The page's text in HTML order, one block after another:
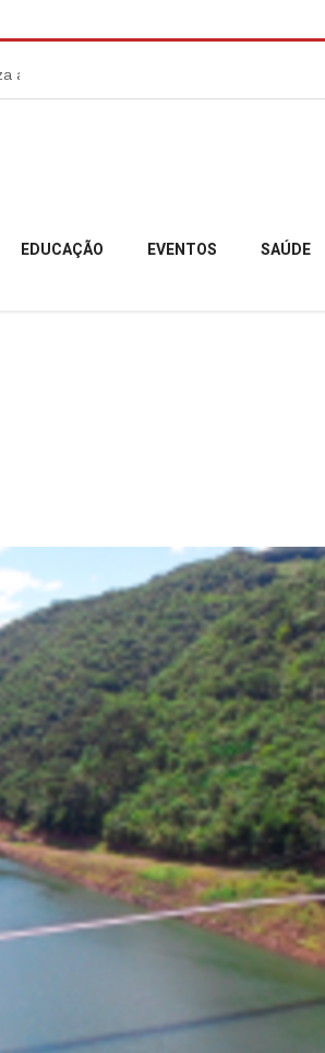
Campanha Agosto Lilás em Campo Belo do Sul
EDUCAÇÃO EVENTOS SAÚDE